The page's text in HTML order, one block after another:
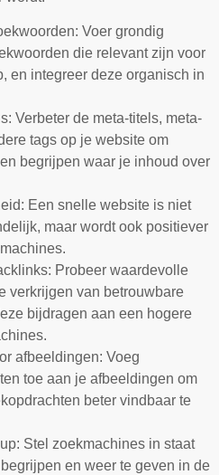
Voer grondig
die relevant zijn voor
en integreer deze organisch in
Verbeter de meta-titels, meta-
tags op je website om
begrijpen waar je inhoud over
Een snelle website is niet
maar wordt ook positiever
Probeer waardevolle
verkrijgen van betrouwbare
bijdragen aan een hogere
afbeeldingen: Voeg
toe aan je afbeeldingen om
beter vindbaar te
Stel zoekmachines in staat
en weer te geven in de